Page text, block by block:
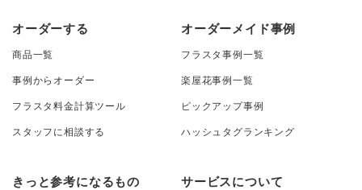
オーダーする
商品一覧
事例からオーダー
フラスタ料金計算ツール
スタッフに相談する
オーダーメイド事例
フラスタ事例一覧
楽屋花事例一覧
ピックアップ事例
ハッシュタグランキング
きっと参考になるもの サービスについて